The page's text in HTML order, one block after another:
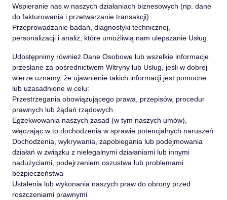
Wspieranie nas w naszych działaniach biznesowych (np. dane
do fakturowania i przetwarzanie transakcji)
Przeprowadzanie badań, diagnostyki technicznej,
personalizacji i analiz, które umożliwią nam ulepszanie Usług.
Udostępnimy również Dane Osobowe lub wszelkie informacje
przesłane za pośrednictwem Witryny lub Usług, jeśli w dobrej
wierze uznamy, że ujawnienie takich informacji jest pomocne
lub uzasadnione w celu:
Przestrzegania obowiązującego prawa, przepisów, procedur
prawnych lub żądań rządowych
Egzekwowania naszych zasad (w tym naszych umów),
włączając w to dochodzenia w sprawie potencjalnych naruszeń
Dochodzenia, wykrywania, zapobiegania lub podejmowania
działań w związku z nielegalnymi działaniami lub innymi
nadużyciami, podejrzeniem oszustwa lub problemami
bezpieczeństwa
Ustalenia lub wykonania naszych praw do obrony przed
roszczeniami prawnymi